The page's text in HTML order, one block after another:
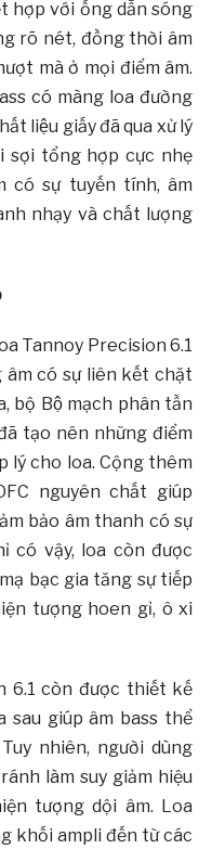
hợp với ống dẫn sóng
rõ nét, đồng thời âm
mà ở mọi điểm âm.
có màng loa đường
liệu giấy đã qua xử lý
sợi tổng hợp cực nhẹ
có sự tuyến tính, âm
nhạy và chất lượng
Tannoy Precision 6.1
âm có sự liên kết chặt
bộ Bộ mạch phân tần
tạo nên những điểm
lý cho loa. Cộng thêm
nguyên chất giúp
bảo âm thanh có sự
có vậy, loa còn được
bạc gia tăng sự tiếp
tượng hoen gỉ, ô xi
6.1 còn được thiết kế
giúp âm bass thể
nhiên, người dùng
làm suy giảm hiệu
tượng dội âm. Loa
khối ampli đến từ các